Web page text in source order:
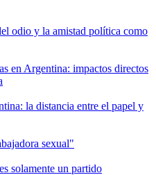
odio y la amistad política como
en Argentina: impactos directos
la distancia entre el papel y
sexual"
solamente un partido